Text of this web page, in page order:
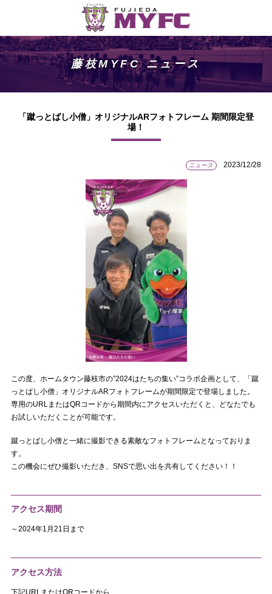
藤枝MYFC ニュース
「蹴っとばし小僧」オリジナルARフォトフレーム 期間限定登
場！
ニュース 2023/12/28
この度、ホームタウン藤枝市の”2024はたちの集い”コラボ企画として、「蹴
っとばし小僧」オリジナルARフォトフレームが期間限定で登場しました。
専用のURLまたはQRコードから期間内にアクセスいただくと、どなたでも
お試しいただくことが可能です。
蹴っとばし小僧と一緒に撮影できる素敵なフォトフレームとなっておりま
す。
この機会にぜひ撮影いただき、SNSで思い出を共有してください！！
アクセス期間
～2024年1月21日まで
アクセス方法
下記URLまたはQRコードから